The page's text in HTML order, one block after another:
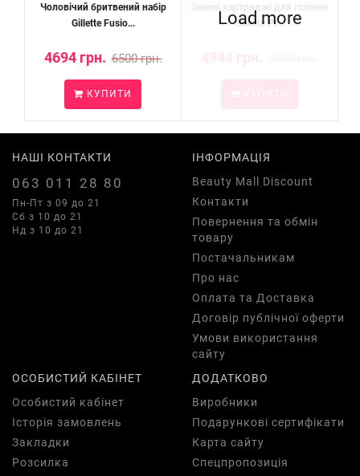
Чоловічий бритвений набір
Gillette Fusio...
4694 грн. 6500 грн.
КУПИТИ
Gillette Pr...
Load more
НАШІ КОНТАКТИ
063 011 28 80
Пн-Пт з 09 до 21
Сб з 10 до 21
Нд з 10 до 21
ІНФОРМАЦІЯ
Beauty Mall Discount
Контакти
Повернення та обмін
товару
Постачальникам
Про нас
Оплата та Доставка
Договір публічної оферти
Умови використання
сайту
ОСОБИСТИЙ КАБІНЕТ
Особистий кабінет
Історія замовлень
Закладки
Розсилка
ДОДАТКОВО
Виробники
Подарункові сертифікати
Карта сайту
Спецпропозиція